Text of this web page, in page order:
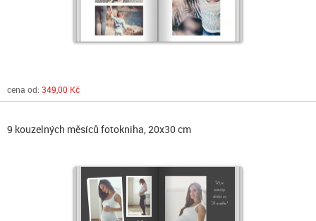
cena od: 349,00 Kč
9 kouzelných měsíců fotokniha, 20x30 cm